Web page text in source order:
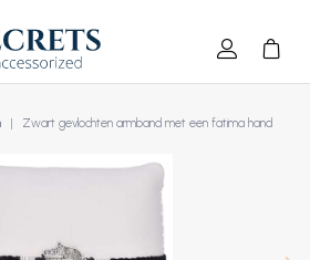
Zwart gevlochten armband met een fatima hand